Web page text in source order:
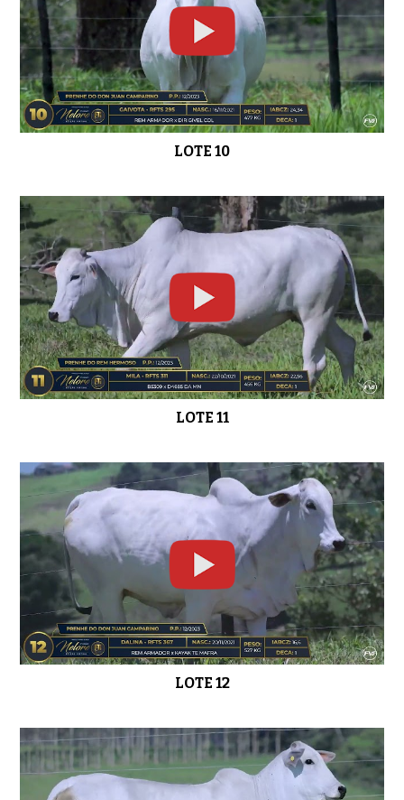
0:39 LOTE 29
0:33
LOTE 10
LOTE 11
LOTE 12